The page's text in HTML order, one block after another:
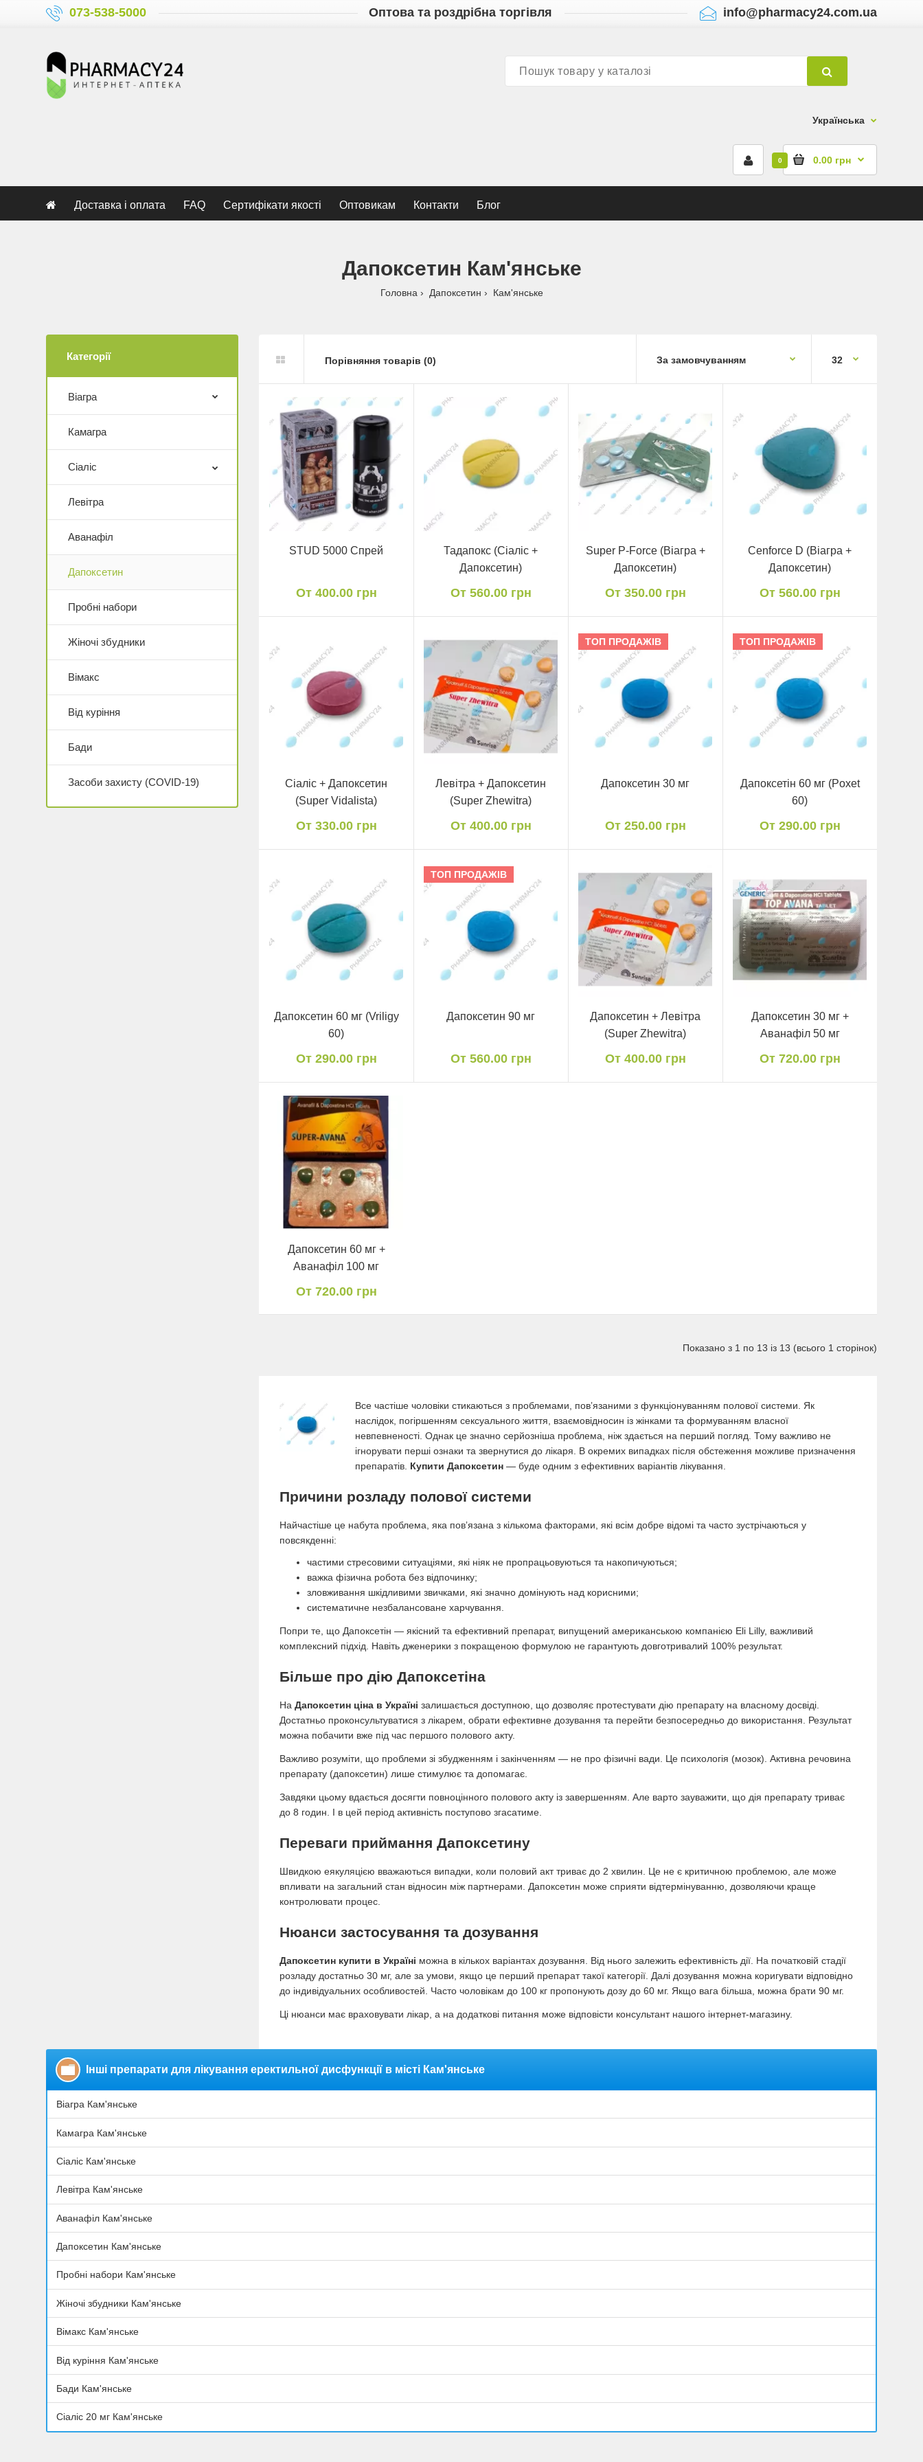
073-538-5000 Оптова та роздрібна торгівля info@pharmacy24.com.ua
Українська
0 0.00 грн
Доставка і оплата FAQ Сертифікати якості Оптовикам Контакти Блог
Дапоксетин Кам'янське
Головна Дапоксетин Кам'янське
Категорії
Віагра
Камагра
Сіаліс
Левітра
Аванафіл
Дапоксетин
Пробні набори
Жіночі збудники
Вімакс
Від куріння
Бади
Засоби захисту (COVID-19)
Порівняння товарів (0)
STUD 5000 Спрей
От 400.00 грн
Тадапокс (Сіаліс +
Дапоксетин)
От 560.00 грн
Super P-Force (Віагра +
Дапоксетин)
От 350.00 грн
Cenforce D (Віагра +
Дапоксетин)
От 560.00 грн
Сіаліс + Дапоксетин
(Super Vidalista)
От 330.00 грн
Левітра + Дапоксетин
(Super Zhewitra)
От 400.00 грн
ТОП ПРОДАЖІВ
Дапоксетин 30 мг
От 250.00 грн
ТОП ПРОДАЖІВ
Дапоксетін 60 мг (Poxet
60)
От 290.00 грн
Дапоксетин 60 мг (Vriligy
60)
От 290.00 грн
ТОП ПРОДАЖІВ
Дапоксетин 90 мг
От 560.00 грн
Дапоксетин + Левітра
(Super Zhewitra)
От 400.00 грн
Дапоксетин 30 мг +
Аванафіл 50 мг
От 720.00 грн
Дапоксетин 60 мг +
Аванафіл 100 мг
От 720.00 грн
Показано з 1 по 13 із 13 (всього 1 сторінок)
Все частіше чоловіки стикаються з проблемами, повʼязаними з функціонуванням полової системи. Як
наслідок, погіршенням сексуального життя, взаємовідносин із жінками та формуванням власної
невпевненості. Однак це значно серйозніша проблема, ніж здається на перший погляд. Тому важливо не
ігнорувати перші ознаки та звернутися до лікаря. В окремих випадках після обстеження можливе призначення
препаратів. Купити Дапоксетин — буде одним з ефективних варіантів лікування.
Причини розладу полової системи
Найчастіше це набута проблема, яка повʼязана з кількома факторами, які всім добре відомі та часто зустрічаються у
повсякденні:
частими стресовими ситуаціями, які ніяк не пропрацьовуються та накопичуються;
важка фізична робота без відпочинку;
зловживання шкідливими звичками, які значно домінують над корисними;
систематичне незбалансоване харчування.
Попри те, що Дапоксетін — якісний та ефективний препарат, випущений американською компанією Eli Lilly, важливий
комплексний підхід. Навіть дженерики з покращеною формулою не гарантують довготривалий 100% результат.
Більше про дію Дапоксетіна
На Дапоксетин ціна в Україні залишається доступною, що дозволяє протестувати дію препарату на власному досвіді.
Достатньо проконсультуватися з лікарем, обрати ефективне дозування та перейти безпосередньо до використання. Результат
можна побачити вже під час першого полового акту.
Важливо розуміти, що проблеми зі збудженням і закінченням — не про фізичні вади. Це психологія (мозок). Активна речовина
препарату (дапоксетин) лише стимулює та допомагає.
Завдяки цьому вдається досягти повноцінного полового акту із завершенням. Але варто зауважити, що дія препарату триває
до 8 годин. І в цей період активність поступово згасатиме.
Переваги приймання Дапоксетину
Швидкою еякуляцією вважаються випадки, коли половий акт триває до 2 хвилин. Це не є критичною проблемою, але може
впливати на загальний стан відносин між партнерами. Дапоксетин може сприяти відтермінуванню, дозволяючи краще
контролювати процес.
Нюанси застосування та дозування
Дапоксетин купити в Україні можна в кількох варіантах дозування. Від нього залежить ефективність дії. На початковій стадії
розладу достатньо 30 мг, але за умови, якщо це перший препарат такої категорії. Далі дозування можна коригувати відповідно
до індивідуальних особливостей. Часто чоловікам до 100 кг пропонують дозу до 60 мг. Якщо вага більша, можна брати 90 мг.
Ці нюанси має враховувати лікар, а на додаткові питання може відповісти консультант нашого інтернет-магазину.
Інші препарати для лікування еректильної дисфункції в місті Кам'янське
Віагра Кам'янське
Камагра Кам'янське
Сіаліс Кам'янське
Левітра Кам'янське
Аванафіл Кам'янське
Дапоксетин Кам'янське
Пробні набори Кам'янське
Жіночі збудники Кам'янське
Вімакс Кам'янське
Від куріння Кам'янське
Бади Кам'янське
Сіаліс 20 мг Кам'янське